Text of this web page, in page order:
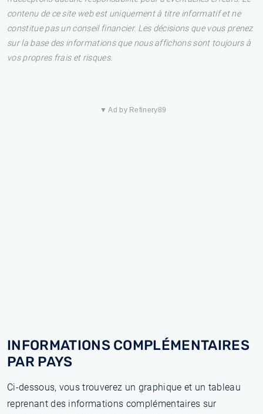
contenu de ce site web est uniquement à titre informatif et ne
constitue pas un conseil financier. Les décisions que vous prenez
sur la base des informations que nous affichons sont toujours à
vos propres frais et risques.
▼ Ad by Refinery89
INFORMATIONS COMPLÉMENTAIRES
PAR PAYS
Ci-dessous, vous trouverez un graphique et un tableau
reprenant des informations complémentaires sur